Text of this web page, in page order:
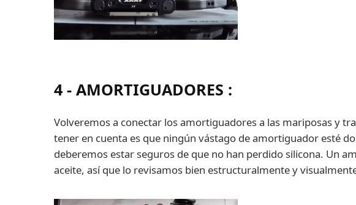
4 - AMORTIGUADORES :
Volveremos a conectar los amortiguadores a las mariposas y
tener en cuenta es que ningún vástago de amortiguador esté
deberemos estar seguros de que no han perdido silicona. Un
aceite, así que lo revisamos bien estructuralmente y